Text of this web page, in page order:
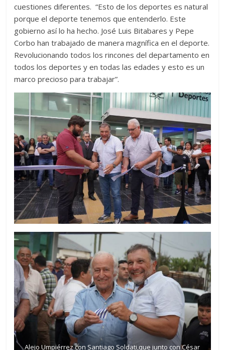
cuestiones diferentes. “Esto de los deportes es natural
porque el deporte tenemos que entenderlo. Este
gobierno así lo ha hecho. José Luis Bitabares y Pepe
Corbo han trabajado de manera magnífica en el deporte.
Revolucionando todos los rincones del departamento en
todos los deportes y en todas las edades y esto es un
marco precioso para trabajar”.
Alejo Umpiérrez con Santiago Soldati,que junto con César